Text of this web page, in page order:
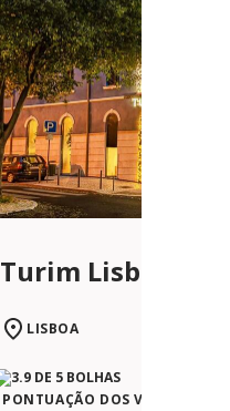
Turim Lisboa
LISBOA
PONTUAÇÃO DOS VIAJANTES